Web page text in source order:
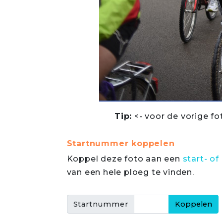
Tip: <- voor de vorige
Startnummer koppelen
Koppel deze foto aan een start- of
van een hele ploeg te vinden.
Startnummer